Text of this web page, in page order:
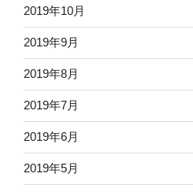
2019年10月
2019年9月
2019年8月
2019年7月
2019年6月
2019年5月